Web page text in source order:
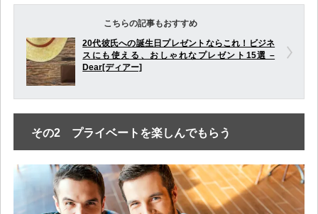
こちらの記事もおすすめ
20代彼氏への誕生日プレゼントならこれ！ビジネ
スにも使える、おしゃれなプレゼント15選 –
Dear[ディアー]
その2 プライベートを楽しんでもらう